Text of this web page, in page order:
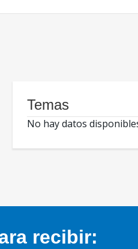
Temas
No hay datos
recibir: